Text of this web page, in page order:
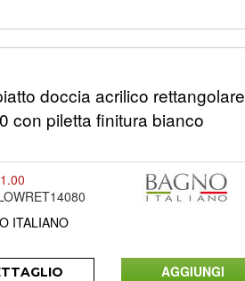
doccia acrilico rettangolare
con piletta finitura bianco
ITALIANO